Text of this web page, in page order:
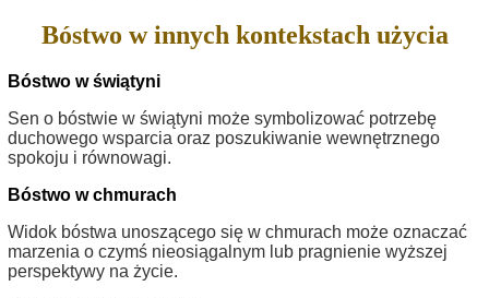
Bóstwo w innych kontekstach użycia
Bóstwo w świątyni
Sen o bóstwie w świątyni może symbolizować potrzebę
duchowego wsparcia oraz poszukiwanie wewnętrznego
spokoju i równowagi.
Bóstwo w chmurach
Widok bóstwa unoszącego się w chmurach może oznaczać
marzenia o czymś nieosiągalnym lub pragnienie wyższej
perspektywy na życie.